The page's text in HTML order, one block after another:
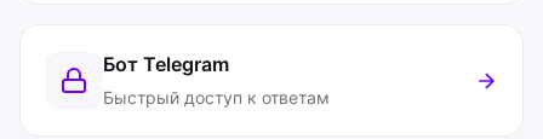
Бот Telegram
Быстрый доступ к ответам